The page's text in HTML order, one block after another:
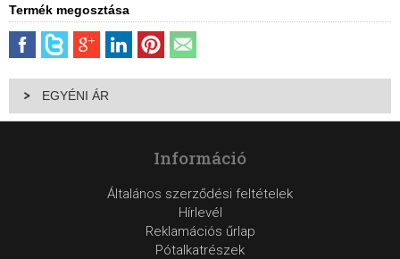
Termék megosztása
EGYÉNI ÁR
Információ
Általános szerződési feltételek
Hírlevél
Reklamációs űrlap
Pótalkatrészek